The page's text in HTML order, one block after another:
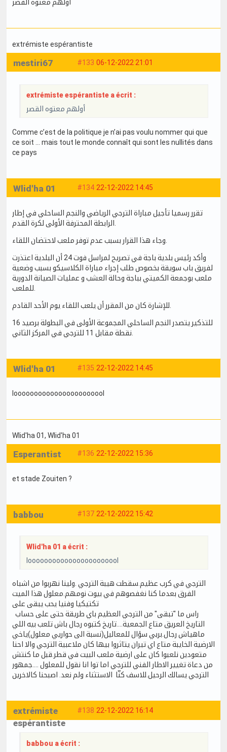
أولهم معتوه القصر
extrémiste espérantiste
#133 06-12-2022 21:01
mestiri67
extrémiste espérantiste a écrit :
أولهم معتوه القصر
Comme c’est de la politique je n’ai pas voulu nommer qui que
ce soit … mais tout le monde connaît qui sont les nullités dans
ce pays
#134 22-12-2022 14:45
Wlid'ha 01
تقرر رسميا تأجيل مباراة الترجي الرياضي والنجم الساحلي في إطار
وأكد رئيس بلدية باجة في تصريح لمراسل فوت 24 أن البلدية اعتذرت
لفريق باب سويقة بخصوص طلب إجراء مباراة الكلاسيكو بسبب وضعية
ملعب بوجمعة الكميتي بباجة وحالة العشب و عمليات الصيانة الدورية
للتذكير يتصدر النجم الساحلي المجموعة الأولى في البطولة برصيد 16
#135 22-12-2022 14:45
Wlid'ha 01
looooooooooooooooooooool
Wlid'ha 01, Wlid'ha 01
#136 22-12-2022 15:36
Esperantist
et stade Zouiten ?
#137 22-12-2022 15:42
babbou
Wlid'ha 01 a écrit :
looooooooooooooooooooool
الترجي في كرب عظيم.سقطت هيبة الترجي .ولينا نهربوا من اشباه
الفرق بعدما كنا نغفصوهم في بيوت نومهم.معلول هذا الميت
تكتيكيا وفنيا يحب يبقى على
التاريخ العريق متاع الجمعية....تاريخ كتبوه رجال باش تلعب بيه اللي
ماهياش رجال.بربي سؤال للمعاليل(نسبة الى حواريي معلول)ياخي
الارضية الخايبة متاع اي تيران يتاثروا بيها كان ملاعبية الترجي والا احنا
متعودين نلعبوا كان على ارضية ملعب البيت في قطر.قبل ما كنتش
من دعاة تغيير الاطار الفني للترجي اما توا انا نقول للمعلول ....جمهور
الترجي يسالك الرحيل.للاسف كنّا الاستثناء ولم نعد. اصبحنا كالاخرين
#138 22-12-2022 16:14
extrémiste
espérantiste
babbou a écrit :